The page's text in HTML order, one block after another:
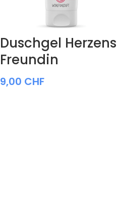
Duschgel Herzens
Freundin
9,00 CHF